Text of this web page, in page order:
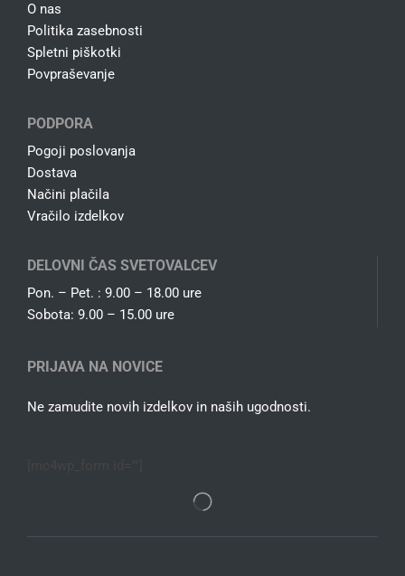
O nas
Politika zasebnosti
Spletni piškotki
Povpraševanje
PODPORA
Pogoji poslovanja
Dostava
Načini plačila
Vračilo izdelkov
DELOVNI ČAS SVETOVALCEV
Pon. – Pet. : 9.00 – 18.00 ure
Sobota: 9.00 – 15.00 ure
PRIJAVA NA NOVICE
Ne zamudite novih izdelkov in naših ugodnosti.